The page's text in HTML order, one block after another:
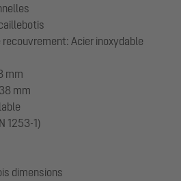
Acier inoxydable
mm
mm
1253-1)
dimensions